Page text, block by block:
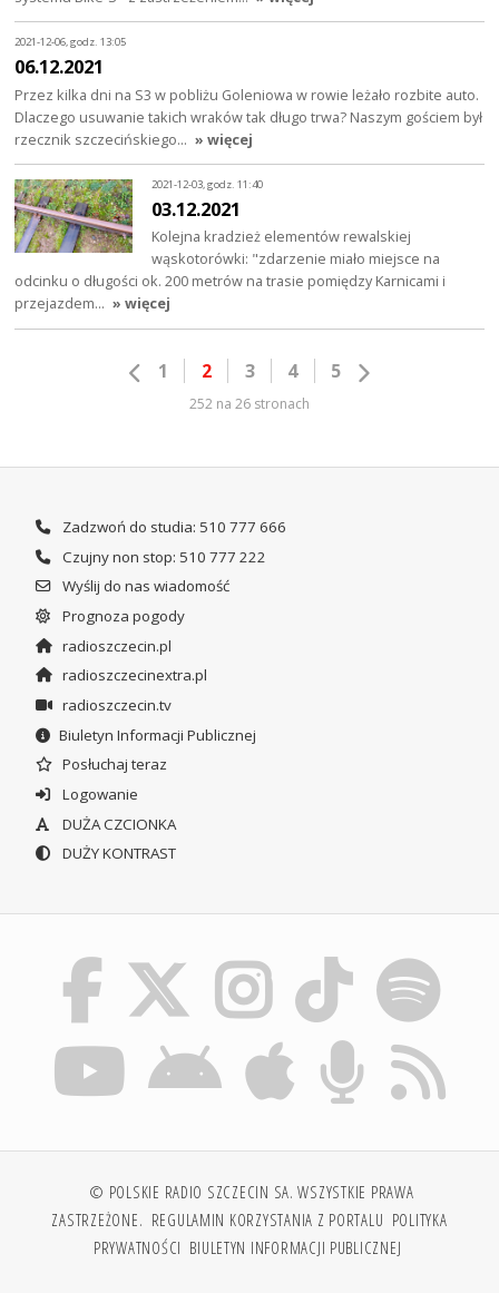
2021-12-06, godz. 13:05
06.12.2021
Przez kilka dni na S3 w pobliżu Goleniowa w rowie leżało rozbite auto.
Dlaczego usuwanie takich wraków tak długo trwa? Naszym gościem był
rzecznik szczecińskiego… » więcej
2021-12-03, godz. 11:40
03.12.2021
Kolejna kradzież elementów rewalskiej
wąskotorówki: "zdarzenie miało miejsce na
odcinku o długości ok. 200 metrów na trasie pomiędzy Karnicami i
przejazdem… » więcej
1 2 3 4 5
252 na 26 stronach
Zadzwoń do studia: 510 777 666
Czujny non stop: 510 777 222
Wyślij do nas wiadomość
Prognoza pogody
radioszczecin.pl
radioszczecinextra.pl
radioszczecin.tv
Biuletyn Informacji Publicznej
Posłuchaj teraz
Logowanie
DUŻA CZCIONKA
DUŻY KONTRAST
© POLSKIE RADIO SZCZECIN SA. WSZYSTKIE PRAWA
ZASTRZEŻONE. REGULAMIN KORZYSTANIA Z PORTALU POLITYKA
PRYWATNOŚCI BIULETYN INFORMACJI PUBLICZNEJ